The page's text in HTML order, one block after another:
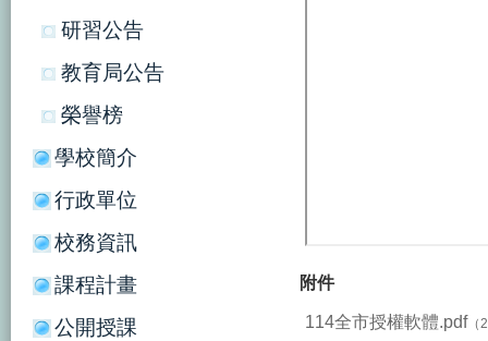
研習公告
教育局公告
榮譽榜
學校簡介
行政單位
校務資訊
課程計畫
公開授課
附件
114全市授權軟體.pdf（